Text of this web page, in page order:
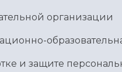
организации
и защите